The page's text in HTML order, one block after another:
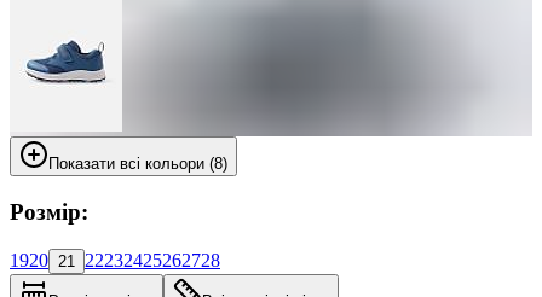
Показати всі кольори (8)
Розмір:
1920 21 22232425262728